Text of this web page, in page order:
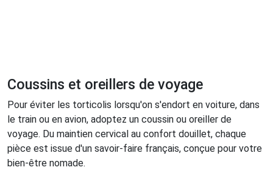
Coussins et oreillers de voyage
Pour éviter les torticolis lorsqu'on s'endort en voiture, dans
le train ou en avion, adoptez un coussin ou oreiller de
voyage. Du maintien cervical au confort douillet, chaque
pièce est issue d'un savoir-faire français, conçue pour votre
bien-être nomade.